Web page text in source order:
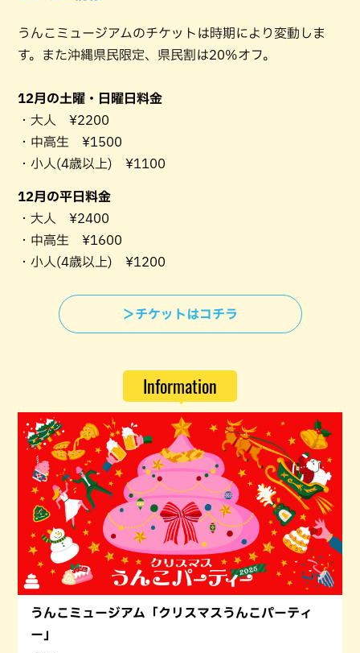
うんこミュージアムのチケットは時期により変動しま
す。また沖縄県民限定、県民割は20%オフ。
12月の土曜・日曜日料金
・大人 ¥2200
・中高生 ¥1500
・小人(4歳以上) ¥1100
12月の平日料金
・大人 ¥2400
・中高生 ¥1600
・小人(4歳以上) ¥1200
＞チケットはコチラ
Information
うんこミュージアム「クリスマスうんこパーティ
ー」